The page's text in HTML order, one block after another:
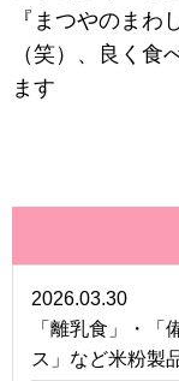
『まつやのまわ
（笑）、良く食
ます
2026.03.30
「離乳食」・
ス」など米粉製